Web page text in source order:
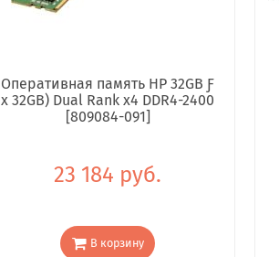
Оперативная память HP 32GB Ƒ
x 32GB) Dual Rank x4 DDR4-2400
[809084-091]
23 184 руб.
В корзину